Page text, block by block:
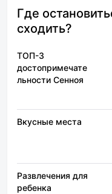
Где
сходить?
ТОП-3
достопримечате
льности Сенноя
Вкусные места
Развлечения для
ребенка